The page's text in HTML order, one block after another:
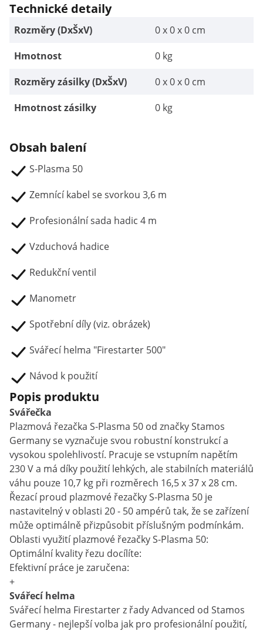
Technické detaily
Rozměry (DxŠxV)
0 x 0 x 0 cm
Hmotnost
0 kg
Rozměry zásilky (DxŠxV)
0 x 0 x 0 cm
Hmotnost zásilky
0 kg
Obsah balení
S-Plasma 50
Zemnící kabel se svorkou 3,6 m
Profesionální sada hadic 4 m
Vzduchová hadice
Redukční ventil
Manometr
Spotřební díly (viz. obrázek)
Svářecí helma "Firestarter 500"
Návod k použití
Popis produktu
Svářečka
Plazmová řezačka S-Plasma 50 od značky Stamos
Germany se vyznačuje svou robustní konstrukcí a
vysokou spolehlivostí. Pracuje se vstupním napětím
230 V a má díky použití lehkých, ale stabilních materiálů
váhu pouze 10,7 kg při rozměrech 16,5 x 37 x 28 cm.
Řezací proud plazmové řezačky S-Plasma 50 je
nastavitelný v oblasti 20 - 50 ampérů tak, že se zařízení
může optimálně přizpůsobit příslušným podmínkám.
Oblasti využití plazmové řezačky S-Plasma 50:
Optimální kvality řezu docílíte:
Efektivní práce je zaručena:
+
Svářecí helma
Svářecí helma Firestarter z řady Advanced od Stamos
Germany - nejlepší volba jak pro profesionální použití,